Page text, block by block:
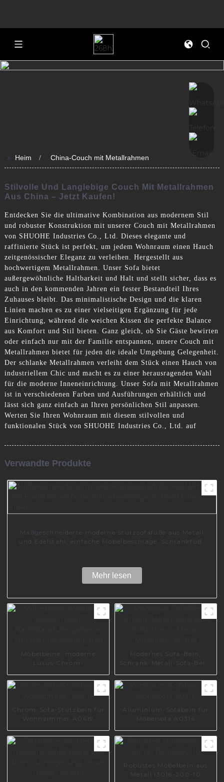
>> Heim China-Couch mit Metallrahmen
Stilvolle Und Langlebige Couch Mit Metallrahmen
Aus China – Jetzt Kaufen!
Entdecken Sie die ultimative Kombination aus modernem Stil
und robuster Konstruktion mit unserer Couch mit Metallrahmen
von SHUOHE Industries Co., Ltd. Dieses elegante und
raffinierte Stück ist perfekt, um jedem Wohnraum einen Hauch
zeitgenössischer Eleganz zu verleihen. Hergestellt aus
hochwertigem Metallrahmen. Unser Sofa bietet
außergewöhnliche Haltbarkeit und Halt und stellt sicher, dass es
auch in den kommenden Jahren ein fester Bestandteil Ihres
Zuhauses bleibt. Das minimalistische Design und die klaren
Linien machen es zu einer vielseitigen Ergänzung für jede
Einrichtung, während die weichen Kissen die perfekte Balance
aus Komfort und Stil bieten. Ganz gleich, ob Sie Gäste bewirten
oder einfach nur mit der Familie entspannen, unsere Couch mit
Metallrahmen bietet für jeden die ideale Umgebung Gelegenheit.
Der schlanke Metallrahmen verleiht dem Stück einen Hauch von
industriellem Chic und macht es zu einer herausragenden Wahl
für die moderne Inneneinrichtung. Unser Sofa mit Metallrahmen
ist in verschiedenen Farben und Ausführungen erhältlich und
lässt sich ganz einfach an Ihren persönlichen Stil anpassen.
Werten Sie Ihren Wohnraum mit diesem stilvollen und
funktionalen Stück von SHUOHE Industries Co., Ltd. auf
Verwandte Produkte
Maßgeschneiderte moderne Stützsofafüße aus Metall
und Edelstahl, einfache Möbelbeschläge, Schrankfüße
Mehr lesen
Möbelbeine, moderne
Luxus-Chrom-
Metallschrank-Sofa-I2839
Modernes Sofa-Bein,
Schrank-Metall-Sofa-Bein,
Möbelbein A0389
Chrom-Sofa-Stützbein für
Wohnzimmer A0619
Aluminium-Sofabein für
Möbelsofa A0316
Robustes Möbelbein aus
Metall I3016-200-10